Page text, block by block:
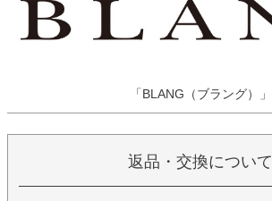
「BLANG（ブラング）」
返品・交換について